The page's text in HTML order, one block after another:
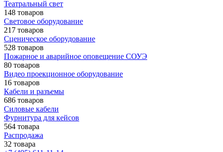
Театральный свет
148 товаров
Световое оборудование
217 товаров
Сценическое оборудование
528 товаров
Пожарное и аварийное оповещение СОУЭ
80 товаров
Видео проекционное оборудование
16 товаров
Кабели и разъемы
686 товаров
Силовые кабели
Фурнитура для кейсов
564 товара
Распродажа
32 товара